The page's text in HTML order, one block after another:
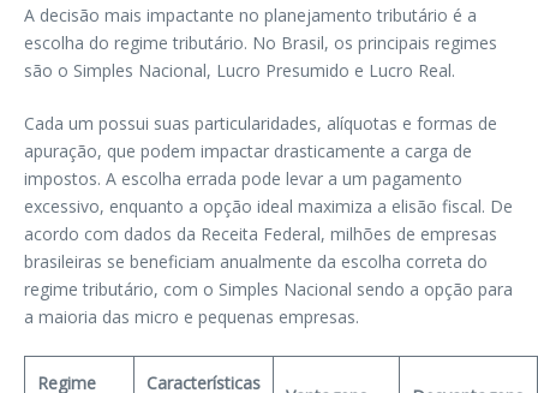
A decisão mais impactante no planejamento tributário é a
escolha do regime tributário. No Brasil, os principais regimes
são o Simples Nacional, Lucro Presumido e Lucro Real.
Cada um possui suas particularidades, alíquotas e formas de
apuração, que podem impactar drasticamente a carga de
impostos. A escolha errada pode levar a um pagamento
excessivo, enquanto a opção ideal maximiza a elisão fiscal. De
acordo com dados da Receita Federal, milhões de empresas
brasileiras se beneficiam anualmente da escolha correta do
regime tributário, com o Simples Nacional sendo a opção para
a maioria das micro e pequenas empresas.
Regime
Características